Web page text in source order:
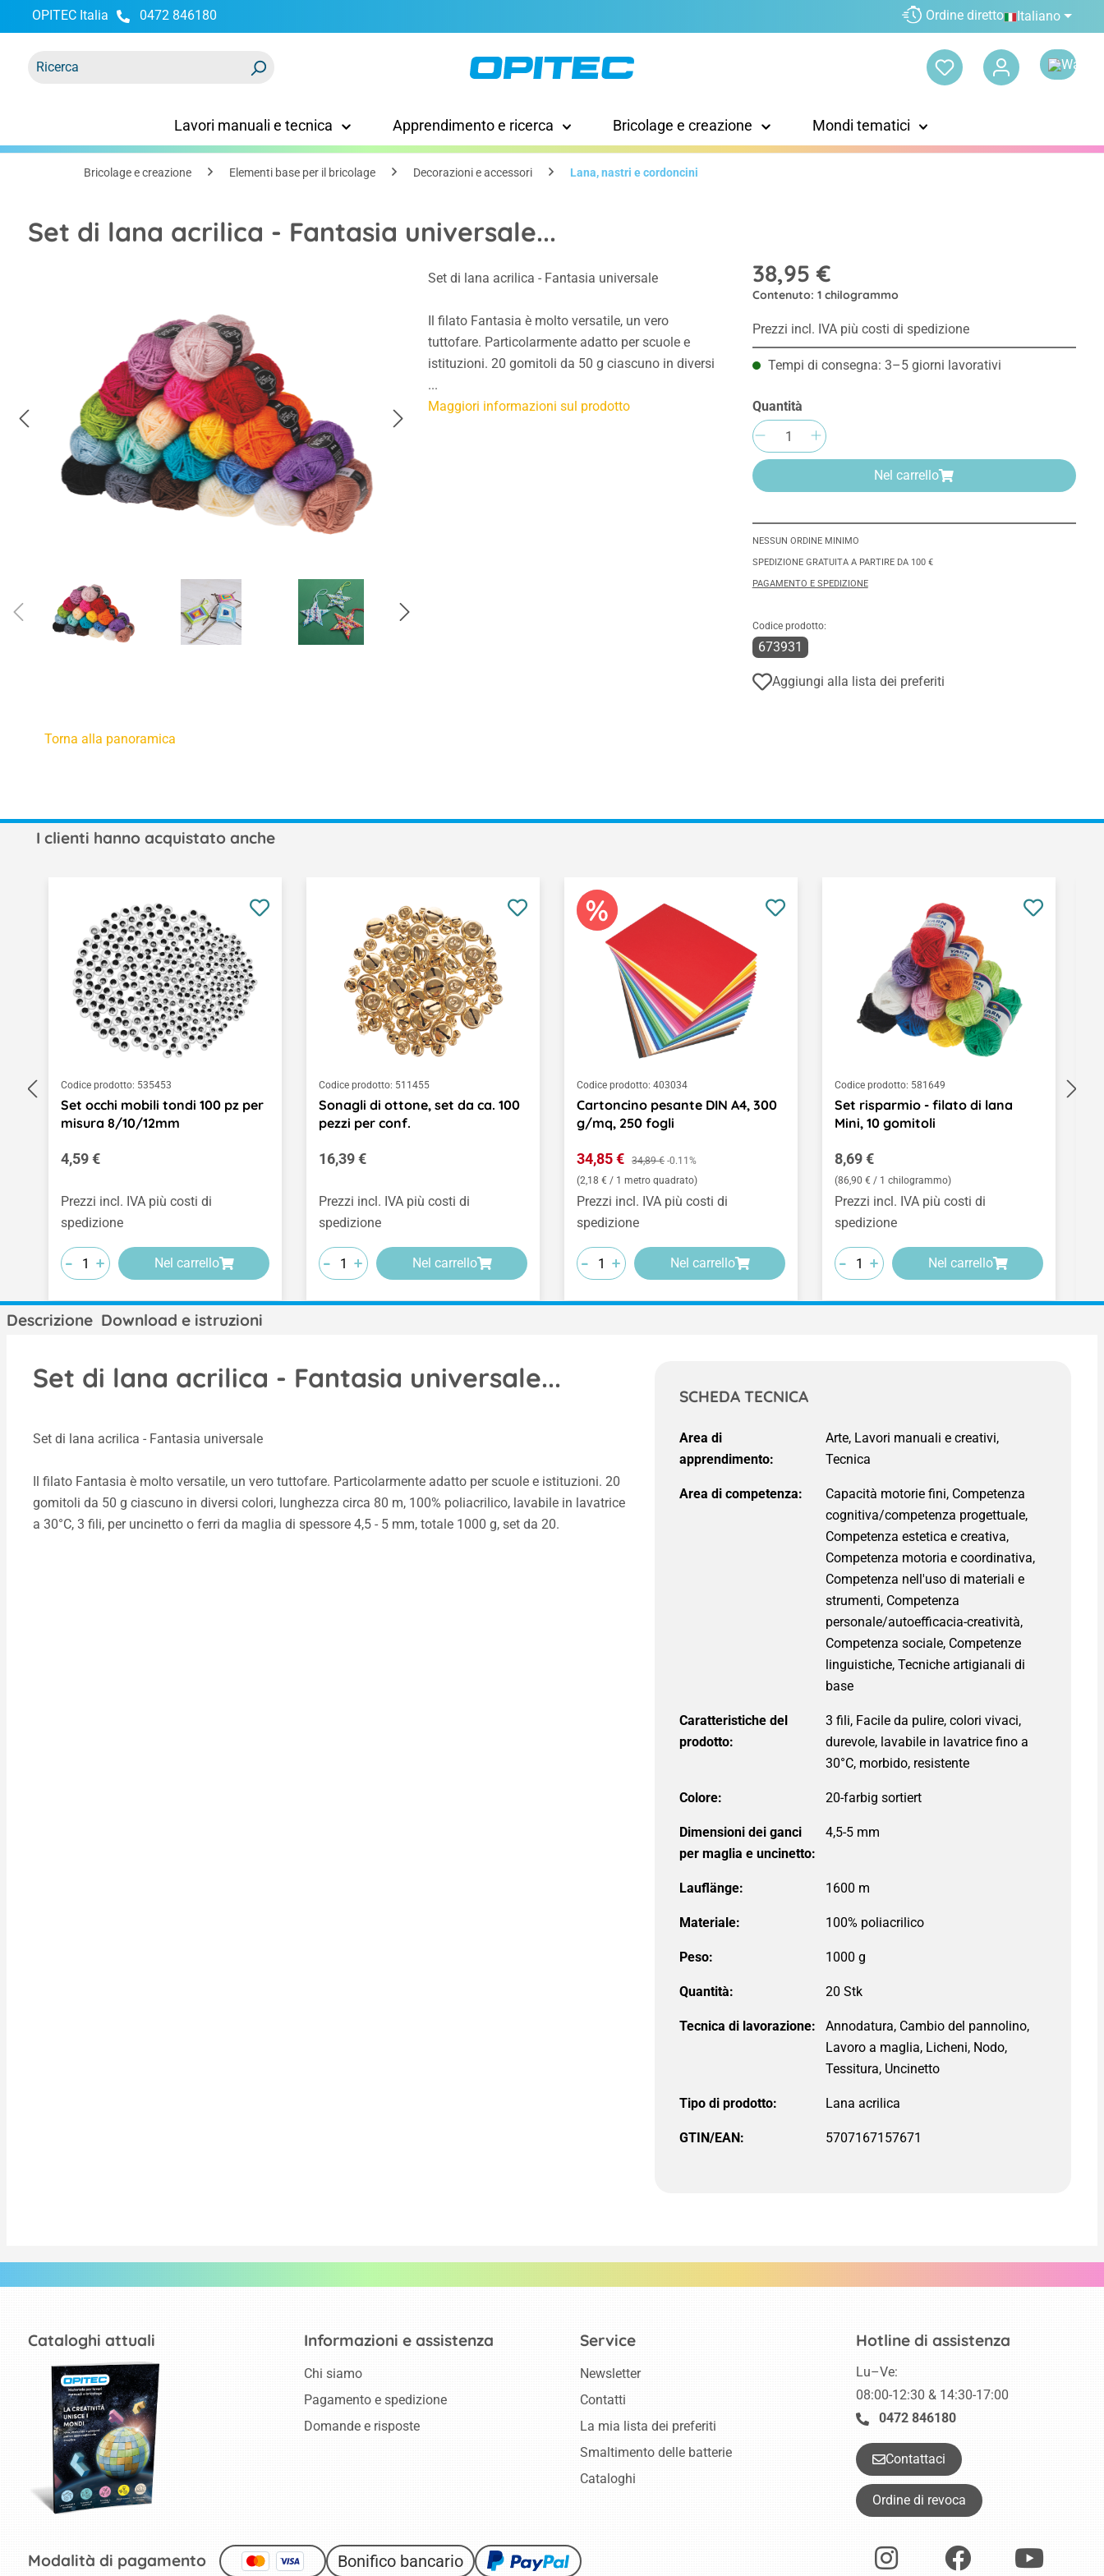
Passa alla navigazione principale
OPITEC Italia 0472 846180 Ordine diretto Italiano
Lavori manuali e tecnica Apprendimento e ricerca Bricolage e creazione Mondi tematici
Bricolage e creazione Elementi base per il bricolage Decorazioni e accessori Lana, nastri e cordoncini
Set di lana acrilica - Fantasia universale...
Set di lana acrilica - Fantasia universale
Il filato Fantasia è molto versatile, un vero
tuttofare. Particolarmente adatto per scuole e
istituzioni. 20 gomitoli da 50 g ciascuno in diversi
...
Maggiori informazioni sul prodotto
38,95 €
Contenuto: 1 chilogrammo
Prezzi incl. IVA più costi di spedizione
Tempi di consegna: 3–5 giorni lavorativi
Quantità
Quantità del prodotto: inserisci la
Nel carrello
NESSUN ORDINE MINIMO
SPEDIZIONE GRATUITA A PARTIRE DA 100 €
PAGAMENTO E SPEDIZIONE
Codice prodotto:
673931
Aggiungi alla lista dei preferiti
Torna alla panoramica
I clienti hanno acquistato anche
Codice prodotto: 535453
Set occhi mobili tondi 100 pz per
misura 8/10/12mm
Prezzo normale:
4,59 €
Prezzi incl. IVA più costi di
spedizione
-
-
- +
+
+ Nel carrello
Codice prodotto: 511455
Sonagli di ottone, set da ca. 100
pezzi per conf.
Prezzo normale:
16,39 €
Prezzi incl. IVA più costi di
spedizione
-
-
- +
+
+ Nel carrello
Codice prodotto: 403034
Cartoncino pesante DIN A4, 300
g/mq, 250 fogli
Prezzo di vendita:
34,85 € Prezzo normale:
34,89 € -0.11%
(2,18 € / 1 metro quadrato)
Prezzi incl. IVA più costi di
spedizione
-
-
- +
+
+ Nel carrello
Codice prodotto: 581649
Set risparmio - filato di lana
Mini, 10 gomitoli
Prezzo normale:
8,69 €
(86,90 € / 1 chilogrammo)
Prezzi incl. IVA più costi di
spedizione
-
-
- +
+
+ Nel carrello
Descrizione Download e istruzioni
Set di lana acrilica - Fantasia universale...
Set di lana acrilica - Fantasia universale
Il filato Fantasia è molto versatile, un vero tuttofare. Particolarmente adatto per scuole e istituzioni. 20
gomitoli da 50 g ciascuno in diversi colori, lunghezza circa 80 m, 100% poliacrilico, lavabile in lavatrice
a 30°C, 3 fili, per uncinetto o ferri da maglia di spessore 4,5 - 5 mm, totale 1000 g, set da 20.
SCHEDA TECNICA
Area di
apprendimento:
Arte, Lavori manuali e creativi,
Tecnica
Area di competenza:
Capacità motorie fini, Competenza
cognitiva/competenza progettuale,
Competenza estetica e creativa,
Competenza motoria e coordinativa,
Competenza nell'uso di materiali e
strumenti, Competenza
personale/autoefficacia-creatività,
Competenza sociale, Competenze
linguistiche, Tecniche artigianali di
base
Caratteristiche del
prodotto:
Colore:
Dimensioni dei ganci
per maglia e uncinetto:
4,5-5 mm
Lauflänge: 1600 m
Materiale:
Peso: 1000 g
Quantità:
Tecnica di lavorazione:
Annodatura, Cambio del pannolino,
Lavoro a maglia, Licheni, Nodo,
Tessitura, Uncinetto
Tipo di prodotto:
GTIN/EAN: 5707167157671
Cataloghi attuali Hotline di assistenza
Lu–Ve:
08:00-12:30 & 14:30-17:00
0472 846180
Contattaci
Ordine di revoca
Informazioni e assistenza
Chi siamo
Pagamento e spedizione
Domande e risposte
Service
Newsletter
Contatti
La mia lista dei preferiti
Smaltimento delle batterie
Cataloghi
Modalità di pagamento Bonifico bancario